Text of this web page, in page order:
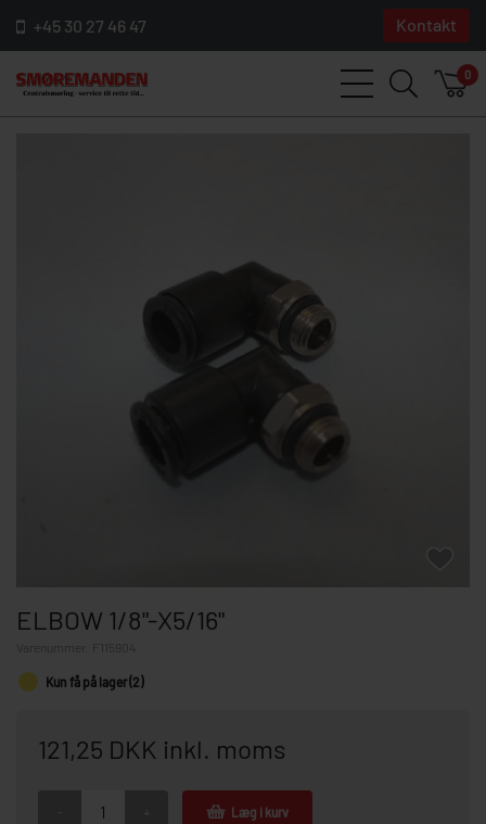
+45 30 27 46 47 Kontakt
0
ELBOW 1/8"-X5/16"
F115904
Kun få på lager (2)
121,25 DKK inkl. moms
Læg i kurv